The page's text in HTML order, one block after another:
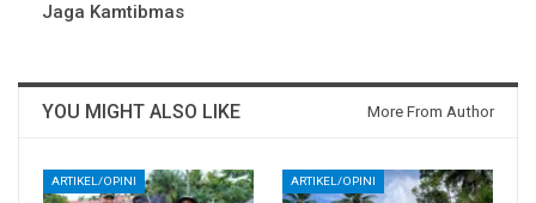
Jaga Kamtibmas
YOU MIGHT ALSO LIKE More From Author
ARTIKEL/OPINI ARTIKEL/OPINI